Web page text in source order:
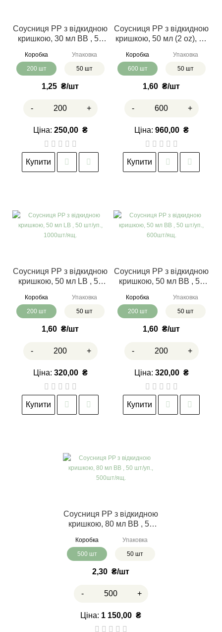
Соусниця РР з відкидною
кришкою, 30 мл ВВ , 50
Коробка
200 шт
Упаковка
50 шт
1,25 ₴
- +
Ціна: 250,00 ₴
Купити
Соусниця РР з відкидною
кришкою, 50 мл (2 oz), 50
Коробка
600 шт
Упаковка
50 шт
1,60 ₴
- +
Ціна: 960,00 ₴
Купити
Соусниця РР з відкидною
кришкою, 50 мл LB , 50
Коробка
200 шт
Упаковка
50 шт
1,60 ₴
- +
Ціна: 320,00 ₴
Купити
Соусниця РР з відкидною
кришкою, 50 мл ВВ , 50
Коробка
200 шт
Упаковка
50 шт
1,60 ₴
- +
Ціна: 320,00 ₴
Купити
Соусниця РР з відкидною
кришкою, 80 мл ВВ , 50
Коробка
500 шт
Упаковка
50 шт
2,30 ₴
- +
Ціна: 1 150,00 ₴